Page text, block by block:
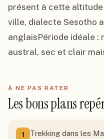
présent à cette
ville, dialecte Sesotho
anglaisPériode idéale :
austral, sec et clair
À NE PAS RATER
Les bons plans
1
Trekking dans les